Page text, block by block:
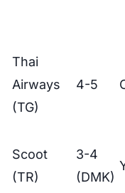
Thai
Airways
(TG)
4-5
Scoot
(TR)
3-4
(DMK)